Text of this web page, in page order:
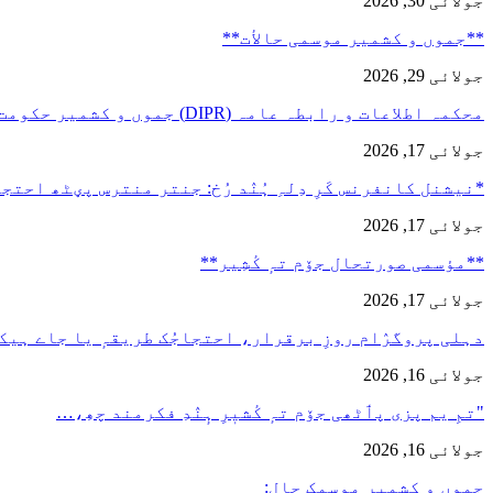
**جموں و كشمیر موسمی حالأت**
جولائی 29, 2026
محکمہ اطلاعات و رابطہ عامہ (DIPR) جموں و کشمیر حکومت طرفہ…
جولائی 17, 2026
*نیشنل کانفرنس کَرِ دِلہِ ہُنٛد رُخ: جنتر منترس پؠٹھ
جولائی 17, 2026
**مؤسمی صورتحال جۆم تہٕ کٔشِیر**
جولائی 17, 2026
دہلی پروگرٛام روزِ برقرار، احتجاجُک طریقہٕ یا جاے
جولائی 16, 2026
"تمِ یم پزی پٲٹھی جۆم تہٕ کٔشیٖرِ ہٕنٛدِ فکرمند چھِ،…
جولائی 16, 2026
جموں و کشمیر موسمک حال: